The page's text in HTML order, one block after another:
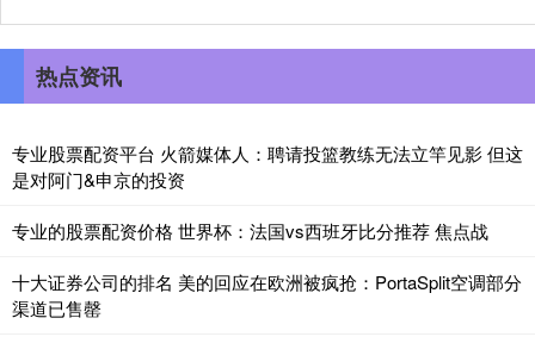
热点资讯
专业股票配资平台 火箭媒体人：聘请投篮教练无法立竿见影 但这
是对阿门&申京的投资
专业的股票配资价格 世界杯：法国vs西班牙比分推荐 焦点战
十大证券公司的排名 美的回应在欧洲被疯抢：PortaSplit空调部分
渠道已售罄